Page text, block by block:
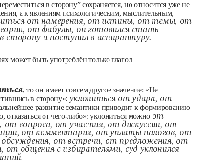
в сторону” сохраняется, но относится уже не
а к явлениям психологическим, мыслительным,
от намерения, от истины, от темы, от
от фабулы, он готовился стать
сторону и поступил в аспирантуру.
может быть употреблён только глагол
, то он имеет совсем другое значение: «Не
в сторону»: уклониться от удара, от
развитие семантики приводит к формированию
отказаться от чего-либо»: уклониться можно от
от вопроса, от участия, от дискуссии, от
от комментария, от уплаты налогов, от
от встречи, от предложения, от
общения с избирателями, суд уклонился